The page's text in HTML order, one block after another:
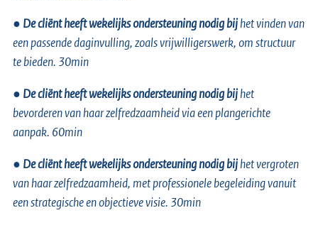
● De cliënt heeft wekelijks ondersteuning nodig bijhet vinden van
een passende daginvulling, zoals vrijwilligerswerk, om structuur
te bieden. 30min
● De cliënt heeft wekelijks ondersteuning nodig bijhet
bevorderen van haar zelfredzaamheid via een plangerichte
aanpak. 60min
● De cliënt heeft wekelijks ondersteuning nodig bijhet vergroten
van haar zelfredzaamheid, met professionele begeleiding vanuit
een strategische en objectieve visie. 30min